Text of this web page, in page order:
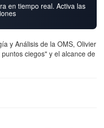
en tiempo real. Activa las
y Análisis de la OMS, Olivier
ciegos" y el alcance de